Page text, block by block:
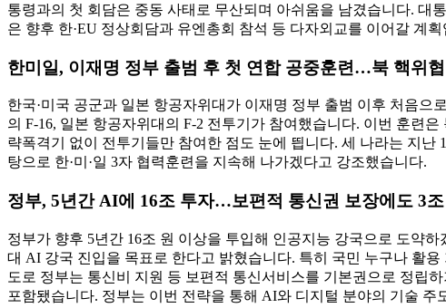
통령과의 첫 회담은 중동 사태로 무산되며 아쉬움을 남겼습니다. 대
은 향후 한·EU 정상회담과 유엔총회 참석 등 다자외교를 이어갈 계획
한미일, 이재명 정부 출범 후 첫 연합 공중훈련…북 핵위
한국·미국 공군과 일본 항공자위대가 이재명 정부 출범 이후 처음
의 F-16, 일본 항공자위대의 F-2 전투기가 참여했습니다. 이번 훈련
략폭격기 없이 전투기들만 참여한 점도 눈에 띕니다. 세 나라는 지
탕으로 한·미·일 3자 협력훈련을 지속해 나가겠다고 강조했습니다.
정부, 5년간 AI에 16조 투자…보편적 통신권 보장에도 3조
정부가 향후 5년간 16조 원 이상을 투입해 인공지능 강국으로 도약
대 AI 강국 진입을 목표로 한다고 밝혔습니다. 특히 국민 누구나 활
도로 정부는 통신비 지원 등 보편적 통신서비스를 기본권으로 정립
포함됐습니다. 정부는 이번 전략을 통해 AI와 디지털 분야의 기술